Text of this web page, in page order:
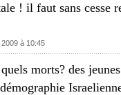
! il faut sans cesse
à 10:45
morts? des